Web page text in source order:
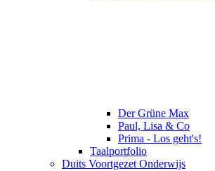
Der Grüne Max
Paul, Lisa & Co
Prima - Los geht's!
Taalportfolio
Duits Voortgezet Onderwijs